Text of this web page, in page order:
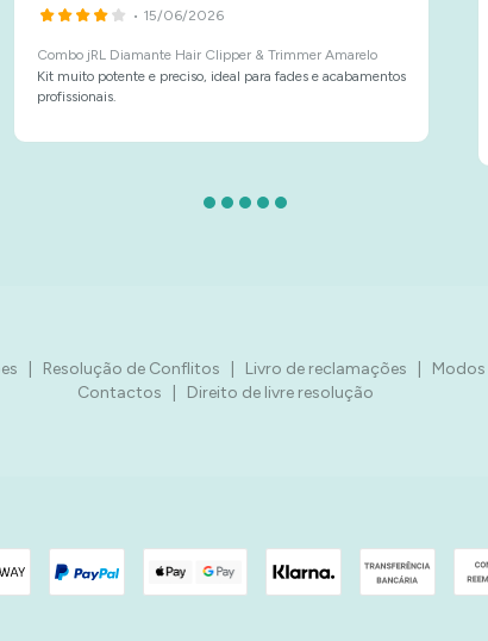
• 15/06/2026
Combo jRL Diamante Hair Clipper & Trimmer Amarelo
Kit muito potente e preciso, ideal para fades e acabamentos
profissionais.
Resolução de Conflitos Livro de reclamações
Contactos
Direito de livre resolução